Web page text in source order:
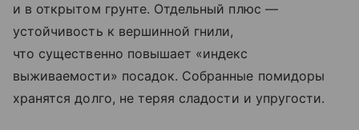
и в открытом грунте. Отдельный плюс —
устойчивость к вершинной гнили,
что существенно повышает «индекс
выживаемости» посадок. Собранные помидоры
хранятся долго, не теряя сладости и упругости.